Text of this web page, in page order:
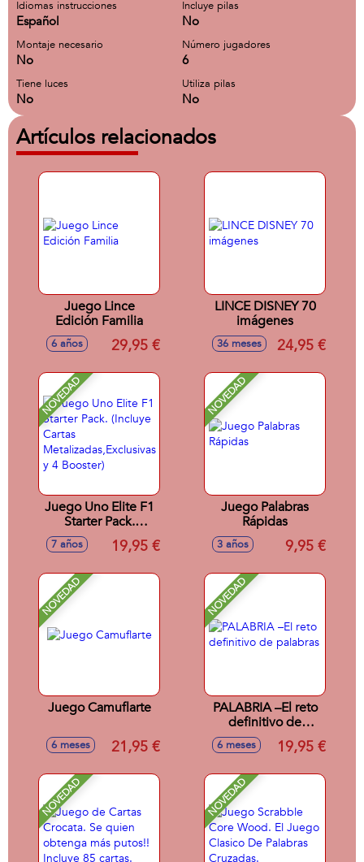
Idiomas instrucciones
Español
Incluye pilas
No
Montaje necesario
No
Número jugadores
6
Tiene luces
No
Utiliza pilas
No
Artículos relacionados
Juego Lince
Edición Familia
6 años 29,95 €
LINCE DISNEY 70
imágenes
36 meses 24,95 €
NOVEDAD
Juego Uno Elite F1
Starter Pack.
(Incluye Cartas
Metalizadas,Exclusivas
7 años 19,95 €
NOVEDAD
Juego Palabras
Rápidas
3 años 9,95 €
NOVEDAD
Juego Camuflarte
6 meses 21,95 €
NOVEDAD
PALABRIA –El reto
definitivo de
palabras
6 meses 19,95 €
NOVEDAD NOVEDAD